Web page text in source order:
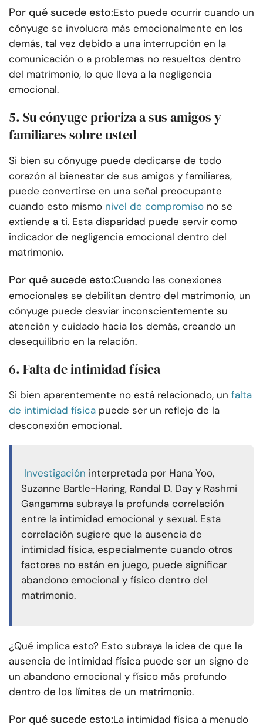
Por qué sucede esto:Esto puede ocurrir cuando un
cónyuge se involucra más emocionalmente en los
demás, tal vez debido a una interrupción en la
comunicación o a problemas no resueltos dentro
del matrimonio, lo que lleva a la negligencia
emocional.
5. Su cónyuge prioriza a sus amigos y
familiares sobre usted
Si bien su cónyuge puede dedicarse de todo
corazón al bienestar de sus amigos y familiares,
puede convertirse en una señal preocupante
cuando esto mismo nivel de compromiso no se
extiende a ti. Esta disparidad puede servir como
indicador de negligencia emocional dentro del
matrimonio.
Por qué sucede esto:Cuando las conexiones
emocionales se debilitan dentro del matrimonio, un
cónyuge puede desviar inconscientemente su
atención y cuidado hacia los demás, creando un
desequilibrio en la relación.
6. Falta de intimidad física
Si bien aparentemente no está relacionado, un falta
de intimidad física puede ser un reflejo de la
desconexión emocional.
Investigación interpretada por Hana Yoo,
Suzanne Bartle-Haring, Randal D. Day y Rashmi
Gangamma subraya la profunda correlación
entre la intimidad emocional y sexual. Esta
correlación sugiere que la ausencia de
intimidad física, especialmente cuando otros
factores no están en juego, puede significar
abandono emocional y físico dentro del
matrimonio.
¿Qué implica esto? Esto subraya la idea de que la
ausencia de intimidad física puede ser un signo de
un abandono emocional y físico más profundo
dentro de los límites de un matrimonio.
Por qué sucede esto:La intimidad física a menudo